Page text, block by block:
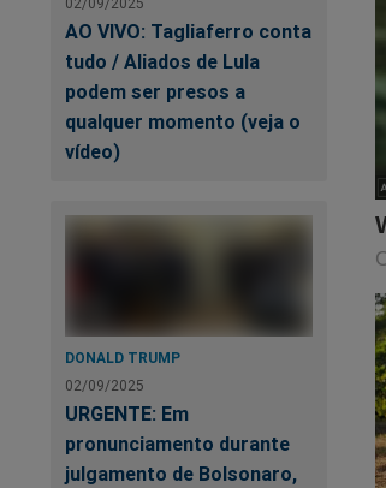
AO VIVO: Tagliaferro conta
tudo / Aliados de Lula
podem ser presos a
qualquer momento (veja o
vídeo)
DONALD TRUMP
02/09/2025
URGENTE: Em
pronunciamento durante
julgamento de Bolsonaro,